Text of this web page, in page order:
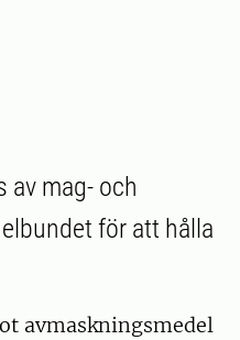
av mag- och
för att hålla
avmaskningsmedel